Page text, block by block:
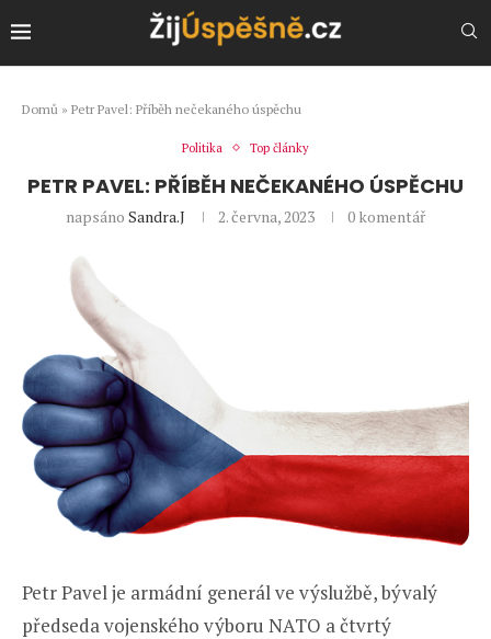
Domů » Petr Pavel: Příběh nečekaného úspěchu
Politika Top články
PETR PAVEL: PŘÍBĚH NEČEKANÉHO ÚSPĚCHU
napsáno Sandra.J 2. června, 2023 0 komentář
Petr Pavel je armádní generál ve výslužbě, bývalý
předseda vojenského výboru NATO a čtvrtý